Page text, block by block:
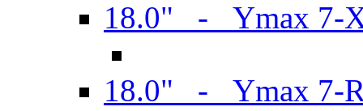
18.0" - Ymax 7-
18.0" - Ymax 7-